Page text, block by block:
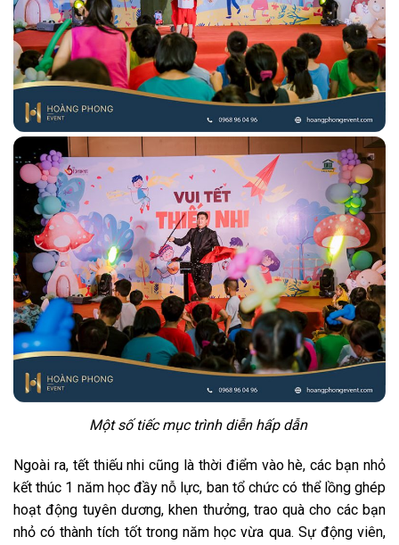
Một số tiếc mục trình diễn hấp dẫn
Ngoài ra, tết thiếu nhi cũng là thời điểm vào hè, các bạn nhỏ
kết thúc 1 năm học đầy nỗ lực, ban tổ chức có thể lồng ghép
hoạt động tuyên dương, khen thưởng, trao quà cho các bạn
nhỏ có thành tích tốt trong năm học vừa qua. Sự động viên,